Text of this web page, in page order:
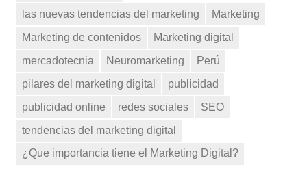
las nuevas tendencias del marketing
Marketing
Marketing de contenidos
Marketing digital
mercadotecnia
Neuromarketing
Perú
pilares del marketing digital
publicidad
publicidad online
redes sociales
SEO
tendencias del marketing digital
¿Que importancia tiene el Marketing Digital?